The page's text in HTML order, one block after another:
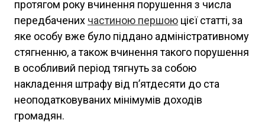
протягом року вчинення порушення з числа
передбачених частиною першою цієї статті, за
яке особу вже було піддано адміністративному
стягненню, а також вчинення такого порушення
в особливий періодтягнуть за собою
накладення штрафу від п’ятдесяти до ста
неоподатковуваних мінімумів доходів
громадян.